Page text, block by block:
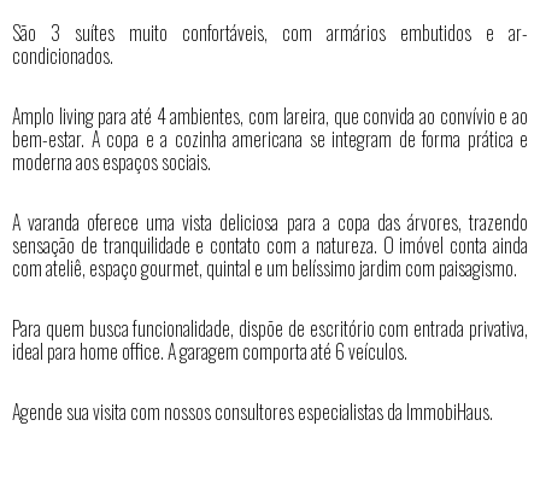
São 3 suítes muito confortáveis, com armários embutidos e ar-
condicionados.
Amplo living para até 4 ambientes, com lareira, que convida ao convívio e ao
bem-estar. A copa e a cozinha americana se integram de forma prática e
moderna aos espaços sociais.
A varanda oferece uma vista deliciosa para a copa das árvores, trazendo
sensação de tranquilidade e contato com a natureza. O imóvel conta ainda
com ateliê, espaço gourmet, quintal e um belíssimo jardim com paisagismo.
Para quem busca funcionalidade, dispõe de escritório com entrada privativa,
ideal para home office. A garagem comporta até 6 veículos.
Agende sua visita com nossos consultores especialistas da ImmobiHaus.